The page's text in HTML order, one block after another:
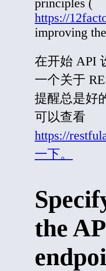
principles (
https://
improving
在开始 API
一个关于
提醒总是好
可以查看
https://
一下。
the